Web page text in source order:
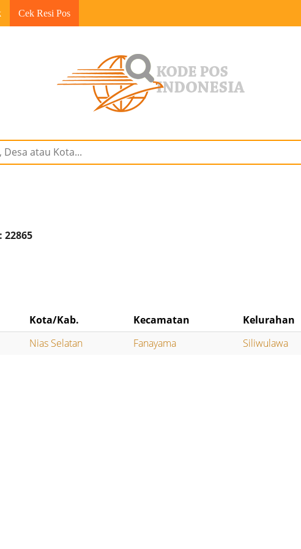
Cek Resi Pos
22865
Kota/Kab. Kecamatan
Kelurahan
Nias Selatan Fanayama Siliwulawa